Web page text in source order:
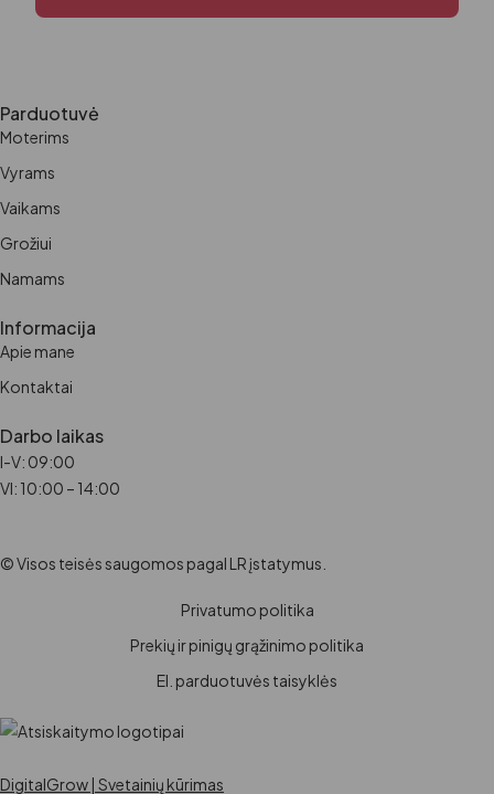
Parduotuvė
Moterims
Vyrams
Vaikams
Grožiui
Namams
Informacija
Apie mane
Kontaktai
Darbo laikas
I-V: 09:00
VI: 10:00 – 14:00
© Visos teisės saugomos pagal LR įstatymus.
Privatumo politika
Prekių ir pinigų grąžinimo politika
El. parduotuvės taisyklės
DigitalGrow | Svetainių kūrimas